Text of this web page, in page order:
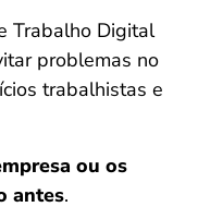
Trabalho Digital
problemas no
trabalhistas e
ou os
antes.